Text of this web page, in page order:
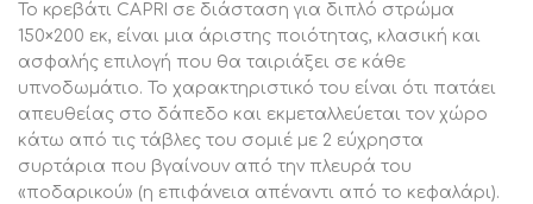
ερυθρελάτης, κτλ) με την βοήθεια διάφορων ρητινούχων
υγρών. Έπειτα, η μοριοσανίδα επενδύεται, συνήθως με
συνθετικά υλικά, όπως φύλλα χαρτιού (μελαμίνες). Ως
υλικό είναι πολύ ανθεκτικό και με μεγάλη σκληρότητα.
Άρα, πρόκειται για ένα συνθετικό υλικό με πολύ σκληρή
επιφάνεια, με αποτέλεσμα να είναι πολύ ανθεκτική στις
γρατζουνιές, στην τριβή και τους λεκέδες.
Το κρεβάτι CAPRI σε διάσταση για διπλό στρώμα
150×200 εκ, είναι μια άριστης ποιότητας, κλασική και
ασφαλής επιλογή που θα ταιριάξει σε κάθε
υπνοδωμάτιο. Το χαρακτηριστικό του είναι ότι πατάει
απευθείας στο δάπεδο και εκμεταλλεύεται τον χώρο
κάτω από τις τάβλες του σομιέ με 2 εύχρηστα
συρτάρια που βγαίνουν από την πλευρά του
«ποδαρικού» (η επιφάνεια απέναντι από το κεφαλάρι).